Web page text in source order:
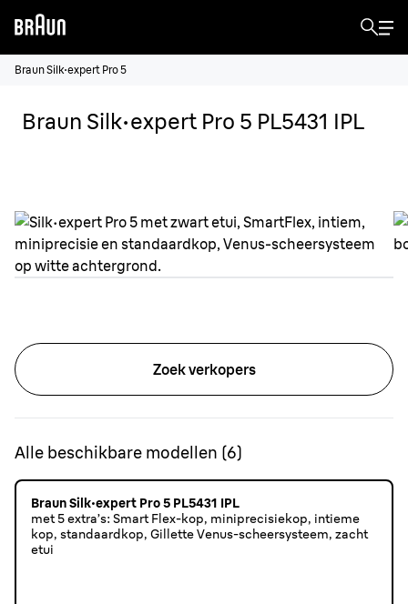
Braun Silk·expert Pro 5
Braun Silk·expert Pro 5 PL5431 IPL
Zoek verkopers
Alle beschikbare modellen (6)
Braun Silk·expert Pro 5 PL5431 IPL
met 5 extra’s: Smart Flex-kop, miniprecisiekop, intieme
kop, standaardkop, Gillette Venus-scheersysteem, zacht
etui